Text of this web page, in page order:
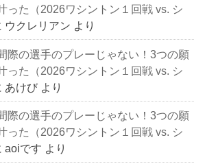
った（2026ワシントン１回戦 vs. シ
ウクレリアン より
際の選手のプレーじゃない！3つの願
った（2026ワシントン１回戦 vs. シ
あけび より
際の選手のプレーじゃない！3つの願
った（2026ワシントン１回戦 vs. シ
aoiです より